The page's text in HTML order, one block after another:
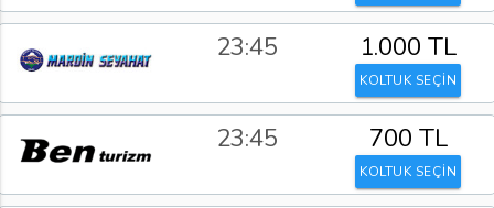
23:45 1.000 TL
KOLTUK SEÇİN
23:45 700 TL
KOLTUK SEÇİN